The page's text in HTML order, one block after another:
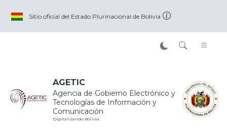
Sitio oficial del Estado Plurinacional de Bolivia
AGETIC
Agencia de Gobierno Electrónico y
Tecnologías de Información y
Comunicación
Digitalizando Bolivia